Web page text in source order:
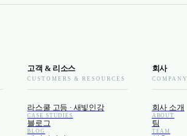
고객 & 리소스
CUSTOMERS & RESOURCES
라스쿨 고등 · 새빛인강
CASE STUDIES
블로그
BLOG
회사
COMPANY
회사 소개
ABOUT
팀
TEAM